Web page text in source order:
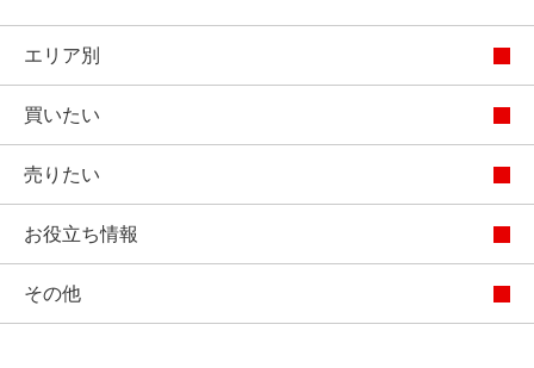
エリア別
買いたい
売りたい
お役立ち情報
その他